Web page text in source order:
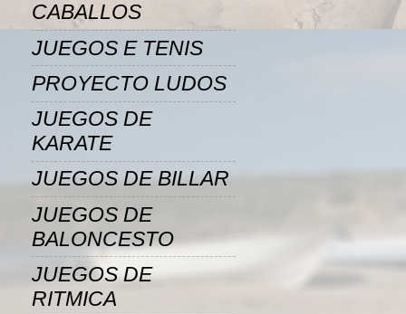
CABALLOS
JUEGOS E TENIS
PROYECTO LUDOS
JUEGOS DE
KARATE
JUEGOS DE BILLAR
JUEGOS DE
BALONCESTO
JUEGOS DE
RITMICA